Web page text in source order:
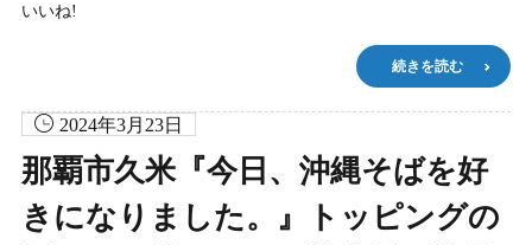
いいね!
続きを読む
2024年3月23日
那覇市久米『今日、沖縄そばを好
きになりました。』トッピングの